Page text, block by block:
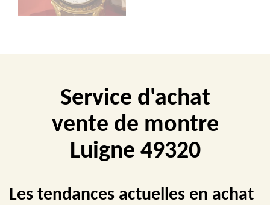
Service d'achat
vente de montre
Luigne 49320
Les tendances actuelles en achat